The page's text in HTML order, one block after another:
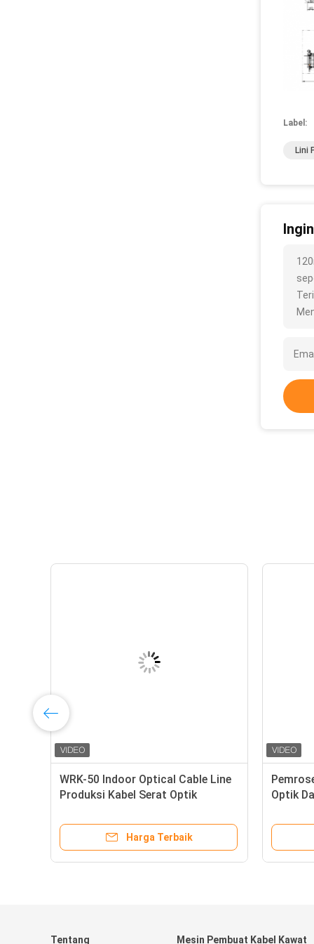
Label:
Lini
WRK-50 Indoor Optical Cable Line
Produksi Kabel Serat Optik
Harga Terbaik
Optik
Tentang Mesin Pembuat Kabel Kawat